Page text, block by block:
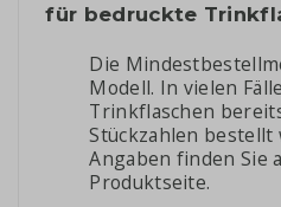
für bedruckte
Die
Modell. In vielen
Trinkflaschen
Stückzahlen bestellt
Angaben finden Sie
Produktseite.